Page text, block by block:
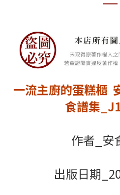
一流主廚的蛋糕櫃
食譜集
作者_安
出版日期